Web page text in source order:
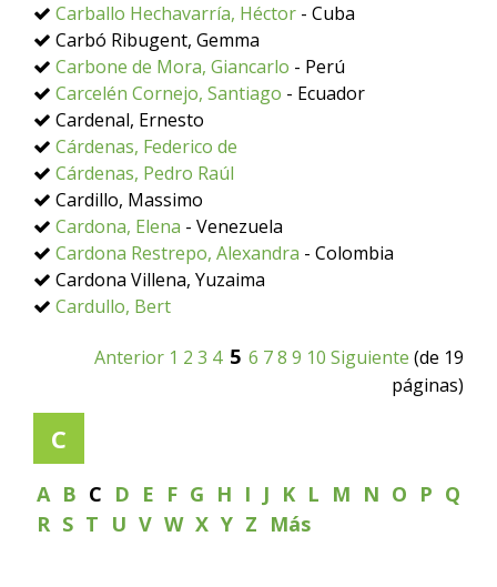
Carballo Hechavarría, Héctor - Cuba
Carbó Ribugent, Gemma
Carbone de Mora, Giancarlo - Perú
Carcelén Cornejo, Santiago - Ecuador
Cardenal, Ernesto
Cárdenas, Federico de
Cárdenas, Pedro Raúl
Cardillo, Massimo
Cardona, Elena - Venezuela
Cardona Restrepo, Alexandra - Colombia
Cardona Villena, Yuzaima
Cardullo, Bert
Anterior 1 2 3 4 5 6 78 9 10 Siguiente (de 19
páginas)
C
A B C D E F G H I J K L M N O P Q
R S T U V W X Y Z Más